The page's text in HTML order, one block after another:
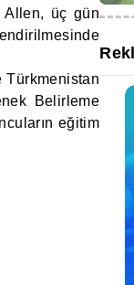
Allen, üç gün
Türkmenistan
Belirleme
eğitim